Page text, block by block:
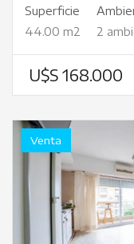
Superficie
44.00 m2
2
U$S 168.000
Venta